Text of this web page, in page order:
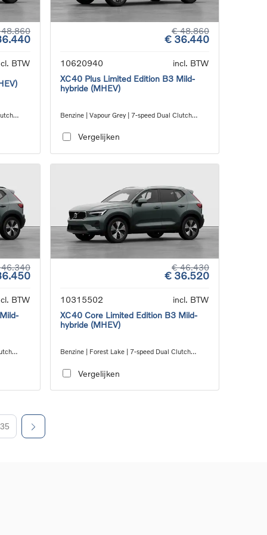
BTW
€ 48.860
€ 36.440
10620940
incl. BTW
XC40 Plus Limited Edition B3 Mild-
hybride (MHEV)
Benzine | Vapour Grey | 7-speed Dual Clutch
Vergelijken
BTW
€ 46.430
€ 36.520
10315502
incl. BTW
XC40 Core Limited Edition B3 Mild-
hybride (MHEV)
Benzine | Forest Lake | 7-speed Dual Clutch
Vergelijken
35